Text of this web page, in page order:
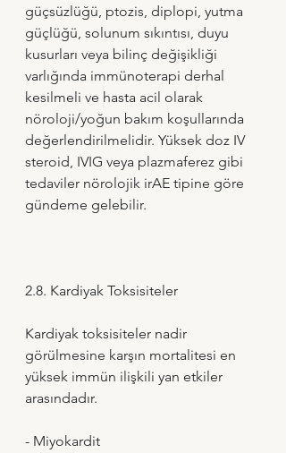
güçsüzlüğü, ptozis, diplopi, yutma
güçlüğü, solunum sıkıntısı, duyu
kusurları veya bilinç değişikliği
varlığında immünoterapi derhal
kesilmeli ve hasta acil olarak
nöroloji/yoğun bakım koşullarında
değerlendirilmelidir. Yüksek doz IV
steroid, IVIG veya plazmaferez gibi
tedaviler nörolojik irAE tipine göre
gündeme gelebilir.
2.8. Kardiyak Toksisiteler
Kardiyak toksisiteler nadir
görülmesine karşın mortalitesi en
yüksek immün ilişkili yan etkiler
arasındadır.
- Miyokardit